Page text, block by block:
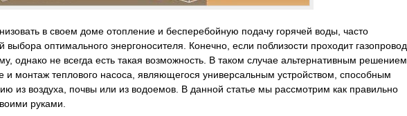
в своем доме отопление и бесперебойную подачу горячей воды, часто
выбора оптимального энергоносителя. Конечно, если поблизости проходит газопровод,
однако не всегда есть такая возможность. В таком случае альтернативным решением
и монтаж теплового насоса, являющегося универсальным устройством, способным
из воздуха, почвы или из водоемов. В данной статье мы рассмотрим как правильно
руками.